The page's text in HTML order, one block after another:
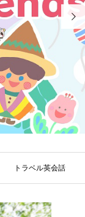

トラベル英会話